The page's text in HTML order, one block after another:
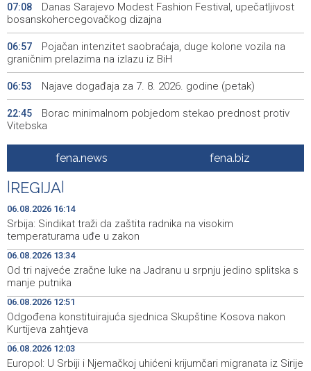
07:08
Danas Sarajevo Modest Fashion Festival, upečatljivost
bosanskohercegovačkog dizajna
06:57
Pojačan intenzitet saobraćaja, duge kolone vozila na
graničnim prelazima na izlazu iz BiH
06:53 Najave događaja za 7. 8. 2026. godine (petak)
22:45
Borac minimalnom pobjedom stekao prednost protiv
Vitebska
Bacačice kugle Bešlija i Baručija bez plasmana u finale
juniorskog SP-a
20:36
Počeo memorijalni turnir 'Streetball Tomislavgrad 2026.
Branimir Mašić Bani'
20:26
Na Vilsonovom šetalištu u Sarajevu predstavljeno 50
luksuznih i sportskih automobila
20:01 Announcement of events for Friday, 7 August 2026
19:55
Drugi Festival bakri okupio mještane i posjetitelje kod
Livna
19:45
Novi Travnik receives first direct EU funding for UNESCO
heritage project
fena.news fena.biz
REGIJA
06.08.2026 16:14
Srbija: Sindikat traži da zaštita radnika na visokim
temperaturama uđe u zakon
06.08.2026 13:34
Od tri najveće zračne luke na Jadranu u srpnju jedino splitska s
manje putnika
06.08.2026 12:51
Odgođena konstituirajuća sjednica Skupštine Kosova nakon
Kurtijeva zahtjeva
06.08.2026 12:03
Europol: U Srbiji i Njemačkoj uhićeni krijumčari migranata iz Sirije